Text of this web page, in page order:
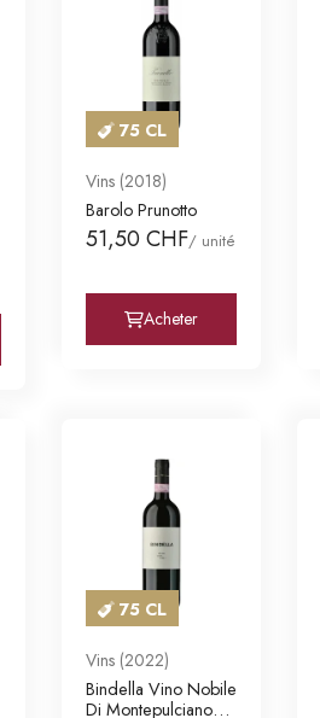
75 CL
Vins (2018)
Barolo Prunotto
51,50 CHF/ unité
Acheter
75 CL
Vins (2022)
Bindella Vino Nobile
Di Montepulciano